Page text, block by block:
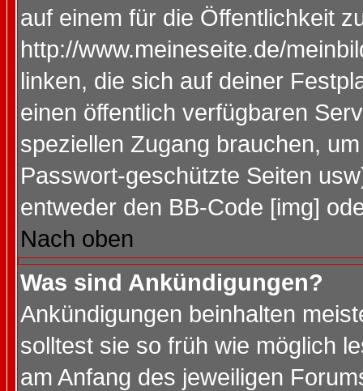
auf einem für die Öffentlichkeit
http://www.meineseite.de/
linken, die sich auf deiner
einen öffentlich verfügbaren
speziellen Zugang brauchen,
Passwort-geschützte Seiten
entweder den BB-Code [img]
Nach oben
Was sind Ankündigungen?
Ankündigungen beinhalten
solltest sie so früh wie möglich
am Anfang des jeweiligen